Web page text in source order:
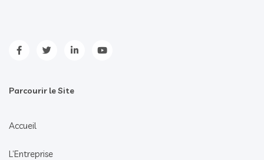
Parcourir le Site
Accueil
L’Entreprise